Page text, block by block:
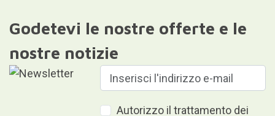
Godetevi le nostre offerte e le
nostre notizie
Autorizzo il trattamento dei